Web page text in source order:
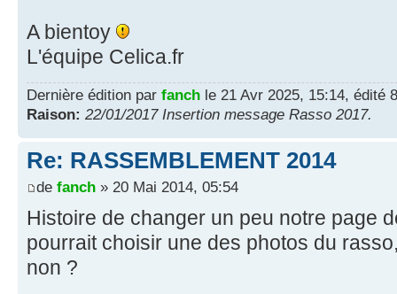
A bientoy
L'équipe Celica.fr
Dernière édition par fanch le 21 Avr 2025, 15:14, édité
Raison: 22/01/2017 Insertion message Rasso 2017.
Re: RASSEMBLEMENT 2014
de fanch » 20 Mai 2014, 05:54
Histoire de changer un peu notre page
pourrait choisir une des photos du
non ?